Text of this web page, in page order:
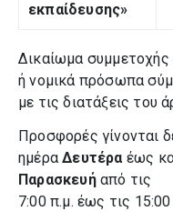
εκπαίδευσης»
Δικαίωμα
ή νομικά πρόσωπα
με τις διατάξεις του
Προσφορές γίνονται
ημέρα Δευτέρα έως
Παρασκευή από τις
7:00 π.μ. έως τις 15:00